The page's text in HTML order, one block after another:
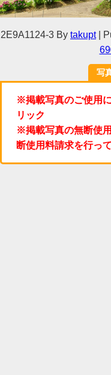
2E9A1124-3 By takupt
写
※掲載写真のご使用
リック
※掲載写真の無断使
断使用料請求を行っ